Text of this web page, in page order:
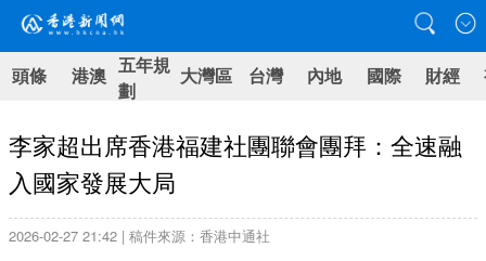
頭條 港澳 五年規
劃
大灣區 台灣 內地 國際 財經
李家超出席香港福建社團聯會團拜：全速融
入國家發展大局
2026-02-27 21:42 | 稿件來源：香港中通社